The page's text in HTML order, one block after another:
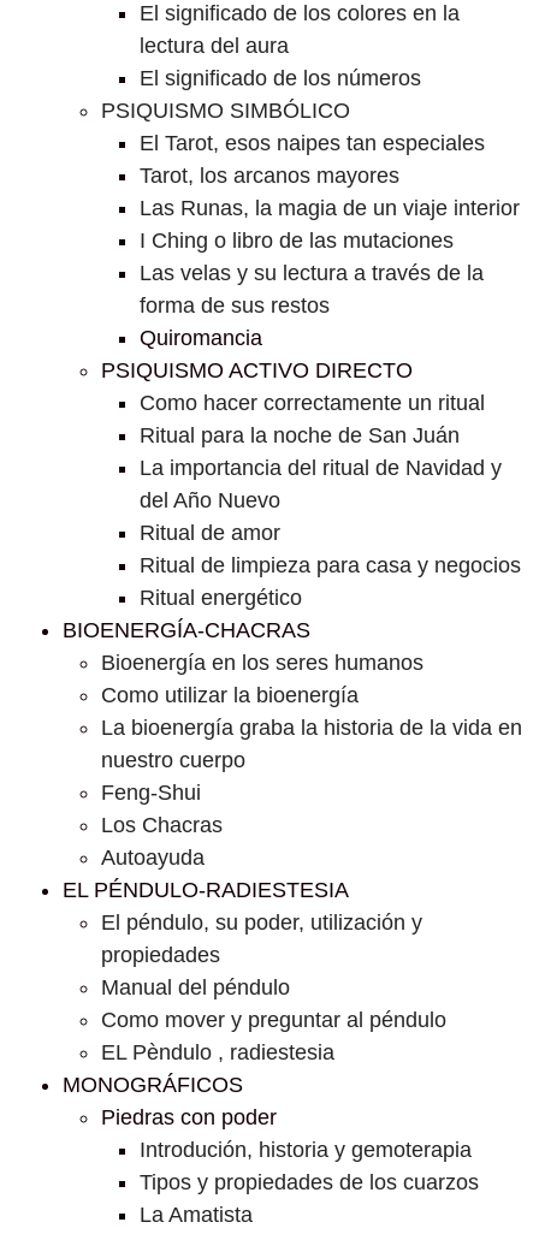
El significado de los colores en la
lectura del aura
El significado de los números
PSIQUISMO SIMBÓLICO
El Tarot, esos naipes tan especiales
Tarot, los arcanos mayores
Las Runas, la magia de un viaje interior
I Ching o libro de las mutaciones
Las velas y su lectura a través de la
forma de sus restos
Quiromancia
PSIQUISMO ACTIVO DIRECTO
Como hacer correctamente un ritual
Ritual para la noche de San Juán
La importancia del ritual de Navidad y
del Año Nuevo
Ritual de amor
Ritual de limpieza para casa y negocios
Ritual energético
BIOENERGÍA-CHACRAS
Bioenergía en los seres humanos
Como utilizar la bioenergía
La bioenergía graba la historia de la vida en
nuestro cuerpo
Feng-Shui
Los Chacras
Autoayuda
EL PÉNDULO-RADIESTESIA
El péndulo, su poder, utilización y
propiedades
Manual del péndulo
Como mover y preguntar al péndulo
EL Pèndulo , radiestesia
MONOGRÁFICOS
Piedras con poder
Introdución, historia y gemoterapia
Tipos y propiedades de los cuarzos
La Amatista